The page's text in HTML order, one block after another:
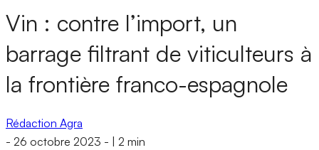
Vin : contre l’import, un
barrage filtrant de viticulteurs à
la frontière franco-espagnole
Rédaction Agra
- 26 octobre 2023 - 2 min